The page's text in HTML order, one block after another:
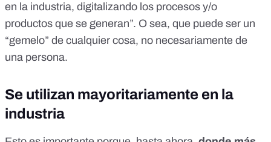
en la industria, digitalizando los procesos y/o
productos que se generan”. O sea, que puede ser un
“gemelo” de cualquier cosa, no necesariamente de
una persona.
Se utilizan mayoritariamente en la
industria